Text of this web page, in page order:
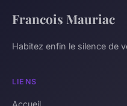
Francois Mauriac
Habitez enfin le silence de
LIENS
Accueil